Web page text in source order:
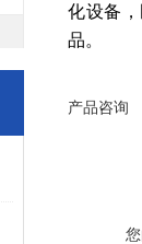
化设备
品。
产品咨询